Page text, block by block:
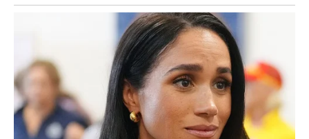
podizanjem poklopcaisparava previše vode
miješanjem se oslobađa još više škroba pa riža postaje
ljepljiva,
postoji veća šansa da riža ostane tvrda ili da zagori.